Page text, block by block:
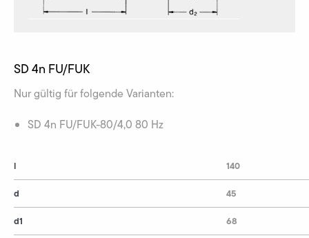
SD 4n FU/FUK
Nur gültig für folgende Varianten:
SD 4n FU/FUK-80/4,0 80 Hz
l
d
d1
140
45
68